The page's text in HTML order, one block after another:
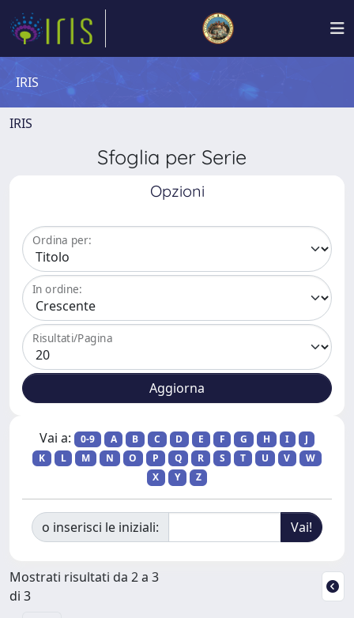
IRIS
IRIS
Sfoglia per Serie
Opzioni
Ordina per:
In ordine:
Risultati/Pagina
Vai a: 0-9 A B C D E F G H I
J
K
L M N O P Q R S T U V
W
X
Y Z
o inserisci le iniziali:
Mostrati risultati da 2 a 3
di 3